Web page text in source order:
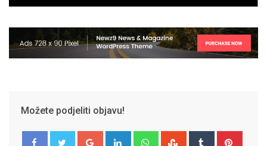
Možete podjeliti objavu!
Google+ LinkedIn WhatsappStumbleUpon
Tumblr